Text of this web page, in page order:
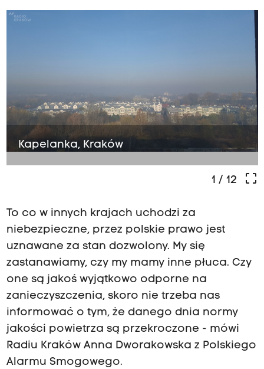
Kapelanka, Kraków
crop_free
1 / 12
To co w innych krajach uchodzi za
niebezpieczne, przez polskie prawo jest
uznawane za stan dozwolony. My się
zastanawiamy, czy my mamy inne płuca. Czy
one są jakoś wyjątkowo odporne na
zanieczyszczenia, skoro nie trzeba nas
informować o tym, że danego dnia normy
jakości powietrza są przekroczone - mówi
Radiu Kraków Anna Dworakowska z Polskiego
Alarmu Smogowego.